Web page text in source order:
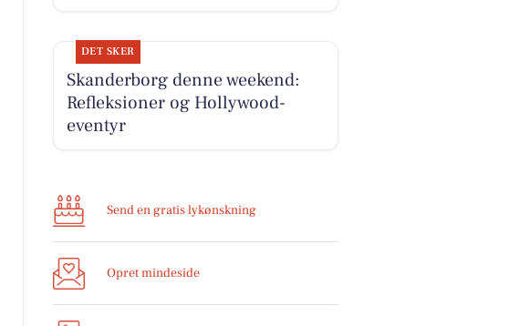
DET SKER
Skanderborg denne weekend:
Refleksioner og Hollywood-
eventyr
Send en gratis lykønskning
Opret mindeside